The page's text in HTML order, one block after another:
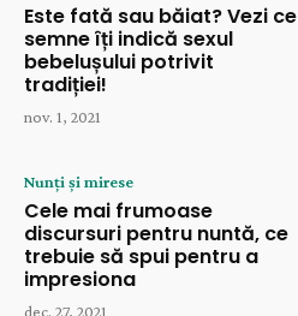
Este fată sau băiat? Vezi ce
semne îți indică sexul
bebelușului potrivit
tradiției!
nov. 1, 2021
Nunți și mirese
Cele mai frumoase
discursuri pentru nuntă, ce
trebuie să spui pentru a
impresiona
dec. 27, 2021